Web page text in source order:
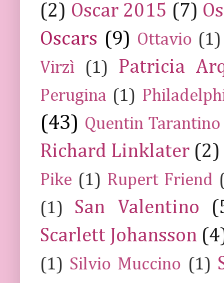
(2) Oscar 2015 (7)
Oscars (9) Ottavio (1)
Virzì
(1) Patricia
Perugina (1)
(43) Quentin Tarantino
Richard Linklater (2)
Pike (1) Rupert Friend
(1)
San Valentino
Scarlett Johansson
(1) Silvio Muccino (1)